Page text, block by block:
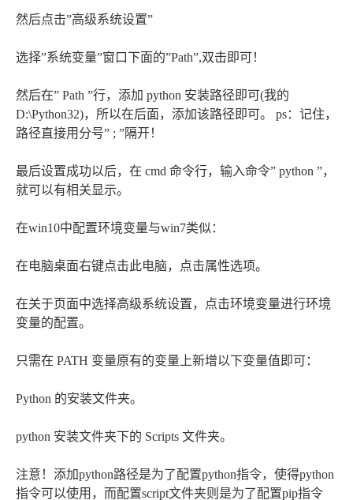
然后点击”高级系统设置”
选择”系统变量”窗口下面的”Path”,双击即可！
然后在” Path ”行，添加 python 安装路径即可(我的
D:\Python32)，所以在后面，添加该路径即可。 ps：记住，
路径直接用分号” ; ”隔开！
最后设置成功以后，在 cmd 命令行，输入命令” python ”，
就可以有相关显示。
在win10中配置环境变量与win7类似：
在电脑桌面右键点击此电脑，点击属性选项。
在关于页面中选择高级系统设置，点击环境变量进行环境
变量的配置。
只需在 PATH 变量原有的变量上新增以下变量值即可：
Python 的安装文件夹。
python 安装文件夹下的 Scripts 文件夹。
注意！添加python路径是为了配置python指令，使得python
指令可以使用，而配置script文件夹则是为了配置pip指令